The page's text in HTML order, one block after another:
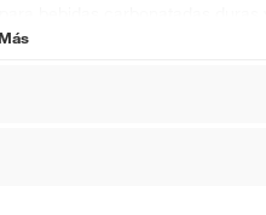
mezclas a base de whisky.